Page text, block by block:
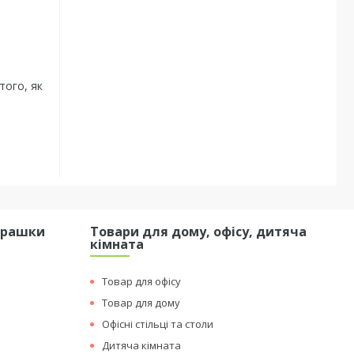
як
Товари для дому, офісу, дитяча
кімната
Товар для офісу
Товар для дому
Офісні стільці та столи
Дитяча кімната